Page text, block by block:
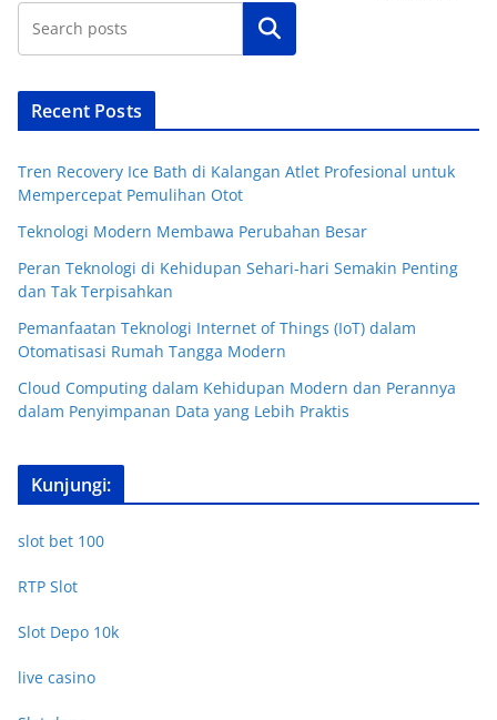
Cari
Recent Posts
Tren Recovery Ice Bath di Kalangan Atlet Profesional untuk
Mempercepat Pemulihan Otot
Teknologi Modern Membawa Perubahan Besar
Peran Teknologi di Kehidupan Sehari-hari Semakin Penting
dan Tak Terpisahkan
Pemanfaatan Teknologi Internet of Things (IoT) dalam
Otomatisasi Rumah Tangga Modern
Cloud Computing dalam Kehidupan Modern dan Perannya
dalam Penyimpanan Data yang Lebih Praktis
Kunjungi:
slot bet 100
RTP Slot
Slot Depo 10k
live casino